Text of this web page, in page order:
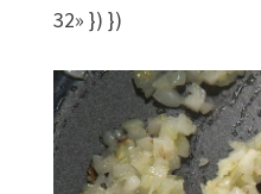
32» }) })